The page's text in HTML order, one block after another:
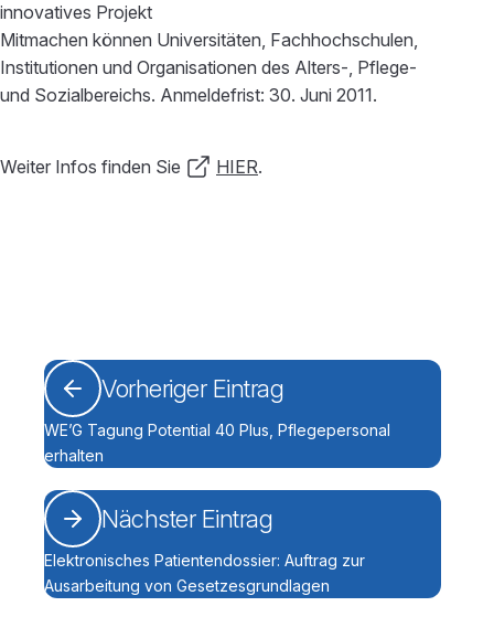
innovatives Projekt
Mitmachen können Universitäten, Fachhochschulen,
Institutionen und Organisationen des Alters-, Pflege-
und Sozialbereichs. Anmeldefrist: 30. Juni 2011.
Weiter Infos finden Sie HIER.
Vorheriger Eintrag
WE’G Tagung Potential 40 Plus, Pflegepersonal
erhalten
Nächster Eintrag
Elektronisches Patientendossier: Auftrag zur
Ausarbeitung von Gesetzesgrundlagen